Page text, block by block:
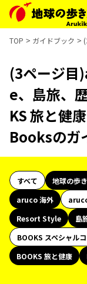
TOP ガイドブック
(3ページ
e、島旅、
KS 旅と健
Booksのガ
すべて 地球の歩
aruco 海外
Resort Style
島
BOOKS スペシャル
BOOKS 旅と健康